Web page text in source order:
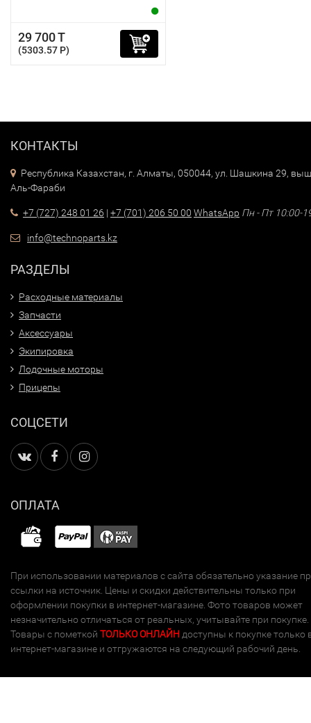
29 700 T
(5303.57 P)
КОНТАКТЫ
Республика Казахстан, г. Алматы, 050044, ул. Шашкина 29,
Аль-Фараби
+7 (727) 248 01 26 | +7 (701) 206 50 00 WhatsApp Пн - Пт 10:00-
info@technoparts.kz
РАЗДЕЛЫ
Расходные материалы
Запчасти
Аксессуары
Экипировка
Лодочные моторы
Прицепы
СОЦСЕТИ
ОПЛАТА
При использовании материалов с сайта обязательно указание
ссылки на источник. Цены и скидки действительны только при
оформлении покупки в интернет-магазине. Фото товаров может
незначительно отличаться от реальных, учитывайте при покупке.
Товары с пометкой ТОЛЬКО ОНЛАЙН доступны к покупке только
интернет-магазине и отгружаются на следующий рабочий день.